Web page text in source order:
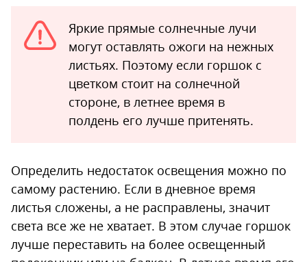
Яркие прямые солнечные лучи
могут оставлять ожоги на нежных
листьях. Поэтому если горшок с
цветком стоит на солнечной
стороне, в летнее время в
полдень его лучше притенять.
Определить недостаток освещения можно по
самому растению. Если в дневное время
листья сложены, а не расправлены, значит
света все же не хватает. В этом случае горшок
лучше переставить на более освещенный